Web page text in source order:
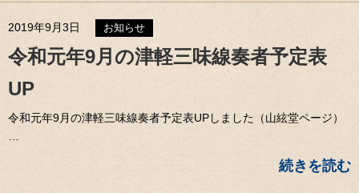
2019年9月3日 お知らせ
令和元年9月の津軽三味線奏者予定表
UP
令和元年9月の津軽三味線奏者予定表UPしました（山絃堂ページ）
続きを読む